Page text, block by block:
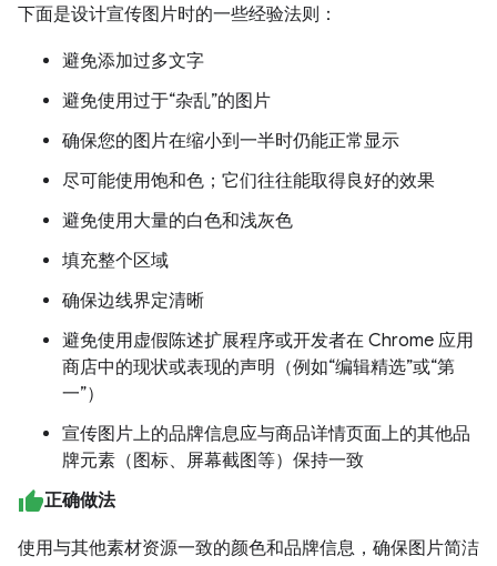
下面是设计宣传图片时的一些经验法则：
避免添加过多文字
避免使用过于“杂乱”的图片
确保您的图片在缩小到一半时仍能正常显示
尽可能使用饱和色；它们往往能取得良好的效果
避免使用大量的白色和浅灰色
填充整个区域
确保边线界定清晰
避免使用虚假陈述扩展程序或开发者在 Chrome 应用
商店中的现状或表现的声明（例如“编辑精选”或“第
一”）
宣传图片上的品牌信息应与商品详情页面上的其他品
牌元素（图标、屏幕截图等）保持一致
正确做法
使用与其他素材资源一致的颜色和品牌信息，确保图片简洁